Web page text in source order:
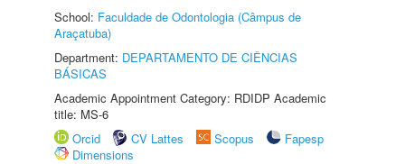
School: Faculdade de Odontologia (Câmpus de
Araçatuba)
Department: DEPARTAMENTO DE CIÊNCIAS
BÁSICAS
Academic Appointment Category: RDIDP Academic
title: MS-6
Orcid
CV Lattes Scopus
Fapesp
Dimensions